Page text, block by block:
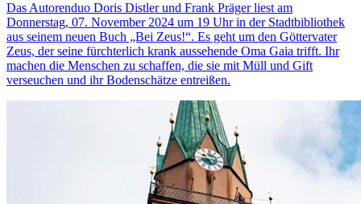
Das Autorenduo Doris Distler und Frank Präger liest am
Donnerstag, 07. November 2024 um 19 Uhr in der Stadtbibliothek
aus seinem neuen Buch „Bei Zeus!“. Es geht um den Göttervater
Zeus, der seine fürchterlich krank aussehende Oma Gaia trifft. Ihr
machen die Menschen zu schaffen, die sie mit Müll und Gift
verseuchen und ihr Bodenschätze entreißen.